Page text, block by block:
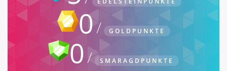
0 GOLDPUNKTE
0 SMARAGDPUNKTE